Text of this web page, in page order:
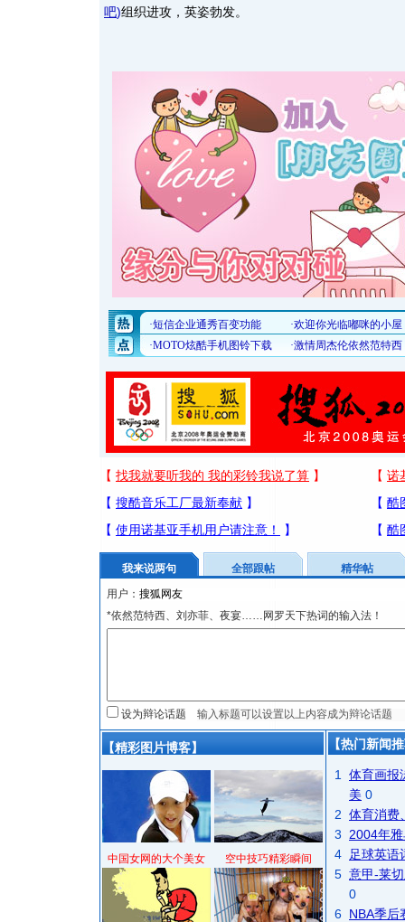
吧)组织进攻，英姿勃发。
我来说两句 全部跟帖
精华帖
用户：
*依然范特西、刘亦菲、夜宴……网罗天下热词的输入法！
设为辩论话题
【精彩图片博客】
中国女网的大个美女 空中技巧精彩瞬间
【热门新闻
1
体育画报
美 0
2 体育消费
3
2004年
4
足球英语
5 意甲-莱
0
6 NBA季后